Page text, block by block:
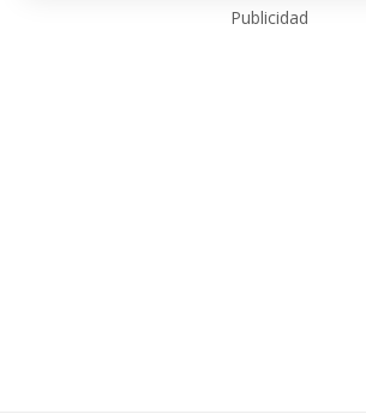
Publicidad